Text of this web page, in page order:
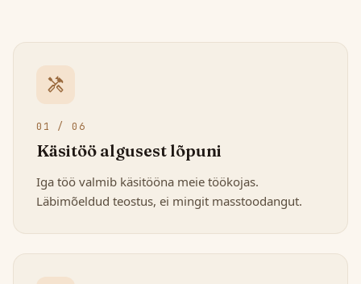
handyman
01 / 06
Käsitöö algusest lõpuni
Iga töö valmib käsitööna meie töökojas.
Läbimõeldud teostus, ei mingit masstoodangut.